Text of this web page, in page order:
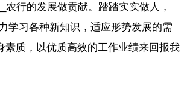
农行的发展做贡献。踏踏实实做人，
学习各种新知识，适应形势发展的需
素质，以优质高效的工作业绩来回报我